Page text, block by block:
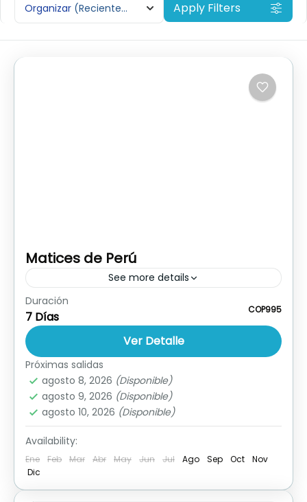
Organizar (Recientemente añadido) Apply Filters
Matices de Perú
See more details
Ver Publicidad Descargar Itinerario Reservar
Hoy
Duración
7 Días COP995
Ver Detalle
Próximas salidas
agosto 8, 2026 (Disponible)
agosto 9, 2026 (Disponible)
agosto 10, 2026 (Disponible)
Availability:
Ene Feb Mar Abr May Jun Jul Ago Sep Oct
Nov
Dic